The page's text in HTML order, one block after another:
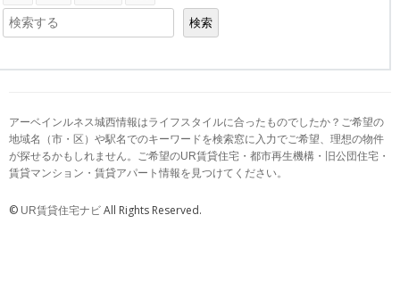
検索
アーベインルネス城西情報はライフスタイルに合ったものでしたか？ご希望の
地域名（市・区）や駅名でのキーワードを検索窓に入力でご希望、理想の物件
が探せるかもしれません。ご希望のUR賃貸住宅・都市再生機構・旧公団住宅・
賃貸マンション・賃貸アパート情報を見つけてください。
© UR賃貸住宅ナビ All Rights Reserved.